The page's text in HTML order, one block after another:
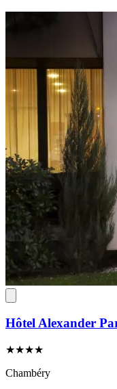
Hôtel Alexander
★★★★
Chambéry